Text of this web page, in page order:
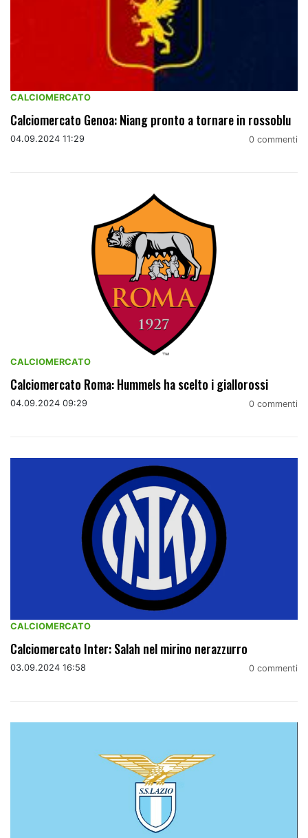
CALCIOMERCATO
Calciomercato Genoa: Niang pronto a tornare in rossoblu
04.09.2024 11:29 0 commenti
CALCIOMERCATO
Calciomercato Roma: Hummels ha scelto i giallorossi
04.09.2024 09:29 0 commenti
CALCIOMERCATO
Calciomercato Inter: Salah nel mirino nerazzurro
03.09.2024 16:58 0 commenti